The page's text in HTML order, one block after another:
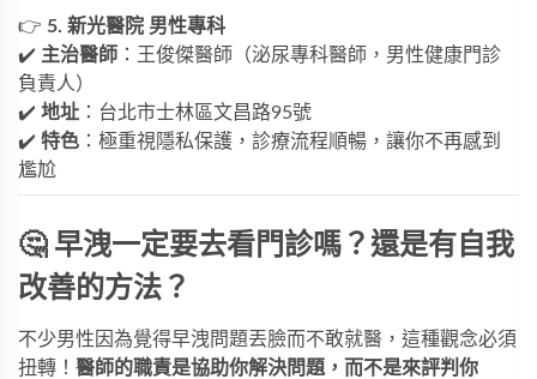
👉 5. 新光醫院 男性專科
✔️ 主治醫師 ：王俊傑醫師（泌尿專科醫師，男性健康門診
負責人）
✔️ 地址 ：台北市士林區文昌路95號
✔️ 特色 ：極重視隱私保護，診療流程順暢，讓你不再感到
尷尬
🤔 早洩一定要去看門診嗎？還是有自我
改善的方法？
不少男性因為覺得早洩問題丟臉而不敢就醫，這種觀念必須
扭轉！ 醫師的職責是協助你解決問題，而不是來評判你